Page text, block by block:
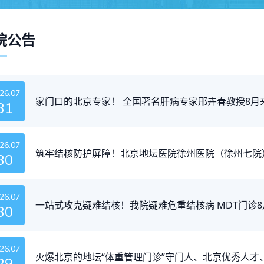
公告
家门口的北京专家！ 全国著名肝病专家邢卉春教授8月
筑牢结核防护屏障！北京地坛医院徐州医院（徐州七
一站式攻克疑难结核！我院疑难危重结核病 MDT门诊
火爆北京的地坛“体重管理门诊”守门人、北京优秀人